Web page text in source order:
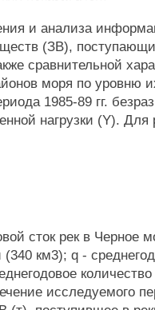
и анализа
(ЗВ),
сравнительной
моря по уровню
1985-89 гг.
нагрузки (Y).
сток рек в Черное
км3); q -
исследуемого